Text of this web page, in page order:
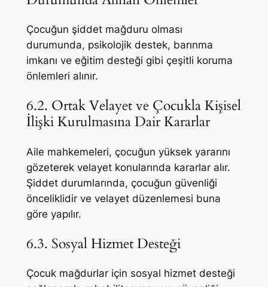
Çocuğun şiddet mağduru olması
durumunda, psikolojik destek, barınma
imkanı ve eğitim desteği gibi çeşitli koruma
önlemleri alınır.
6.2. Ortak Velayet ve Çocukla Kişisel
İlişki Kurulmasına Dair Kararlar
Aile mahkemeleri, çocuğun yüksek yararını
gözeterek velayet konularında kararlar alır.
Şiddet durumlarında, çocuğun güvenliği
önceliklidir ve velayet düzenlemesi buna
göre yapılır.
6.3. Sosyal Hizmet Desteği
Çocuk mağdurlar için sosyal hizmet desteği